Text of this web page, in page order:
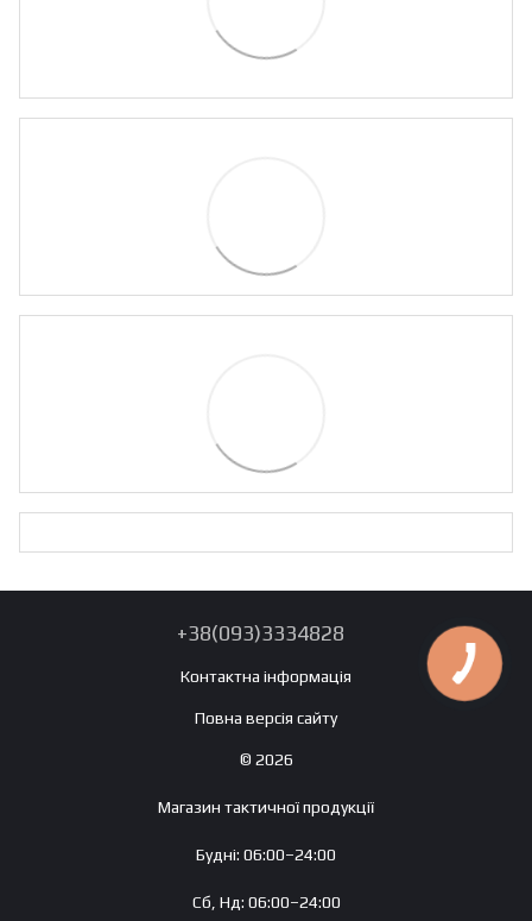
+38(093)3334828
Контактна інформація
Повна версія сайту
© 2026
Магазин тактичної продукції
Будні: 06:00–24:00
Сб, Нд: 06:00–24:00